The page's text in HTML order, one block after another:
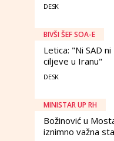
DESK
BIVŠI ŠEF SOA-E
Letica: "Ni SAD
ciljeve u Iranu"
DESK
MINISTAR UP RH
Božinović u
iznimno važna